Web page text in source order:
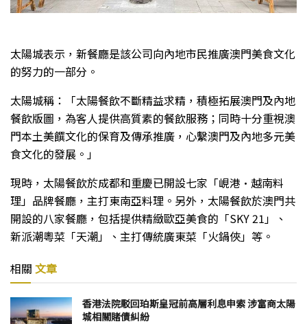
太陽城表示，新餐廳是該公司向內地市民推廣澳門美食文化
的努力的一部分。
太陽城稱：「太陽餐飲不斷精益求精，積極拓展澳門及內地
餐飲版圖，為客人提供高質素的餐飲服務；同時十分重視澳
門本土美饌文化的保育及傳承推廣，心繫澳門及內地多元美
食文化的發展。」
現時，太陽餐飲於成都和重慶已開設七家「峴港•越南料
理」品牌餐廳，主打東南亞料理。另外，太陽餐飲於澳門共
開設的八家餐廳，包括提供精緻歐亞美食的「SKY 21」、
新派潮粵菜「天潮」、主打傳統廣東菜「火鍋俠」等。
相關 文章
香港法院駁回珀斯皇冠前高層利息申索 涉富商太陽
城相關賭債糾紛